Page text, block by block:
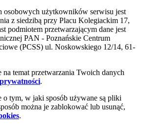
osobowych użytkowników serwisu jest
z siedzibą przy Placu Kolegiackim 17,
podmiotem przetwarzającym dane jest
PAN - Poznańskie Centrum
(PCSS) ul. Noskowskiego 12/14, 61-
na temat przetwarzania Twoich danych
.
o tym, w jaki sposób używane są pliki
można je zablokować lub usunąć,
.